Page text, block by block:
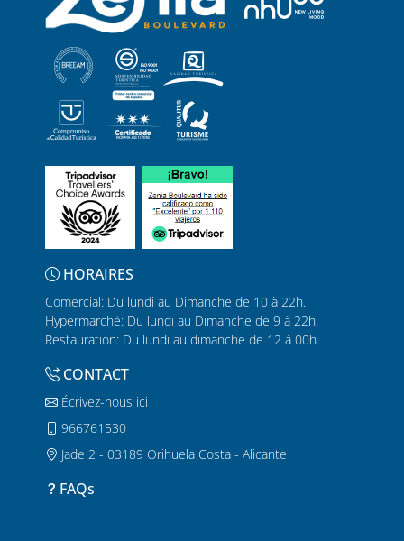
HORAIRES
Comercial: Du lundi au Dimanche de 10 à 22h.
Hypermarché: Du lundi au Dimanche de 9 à 22h.
Restauration: Du lundi au dimanche de 12 à 00h.
CONTACT
Écrivez-nous ici
966761530
Jade 2 - 03189 Orihuela Costa - Alicante
FAQs